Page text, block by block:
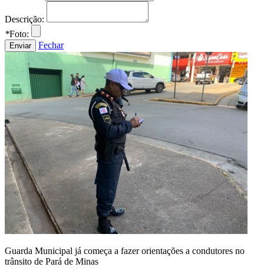
Descrição:
*Foto:
Fechar
Guarda Municipal já começa a fazer orientações a condutores no
trânsito de Pará de Minas